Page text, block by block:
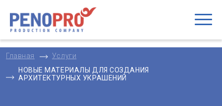
Главная
Услуги
НОВЫЕ МАТЕРИАЛЫ ДЛЯ СОЗДАНИЯ
АРХИТЕКТУРНЫХ УКРАШЕНИЙ